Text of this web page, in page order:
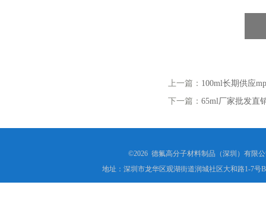
上一篇： 100ml长期供应
下一篇： 65ml厂家批发直
©2026 德氟高分子材料制品（深圳）有限
地址：深圳市龙华区观湖街道润城社区大和路1-7号